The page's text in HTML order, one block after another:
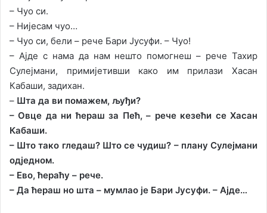
– Чуо си.
– Нијесам чуо…
– Чуо си, бели – рече Бари Јусуфи. – Чуо!
– Ајде с нама да нам нешто помогнеш – рече Тахир
Сулејмани, примијетивши како им прилази Хасан
Кабаши, задихан.
– Шта да ви помажем, љуђи?
– Овце да ни ћераш за Пећ, – рече кезећи се Хасан
Кабаши.
– Што тако гледаш? Што се чудиш? – плану Сулејмани
одједном.
– Ево, ћераћу – рече.
– Да ћераш но шта – мумлао је Бари Јусуфи. – Ајде…